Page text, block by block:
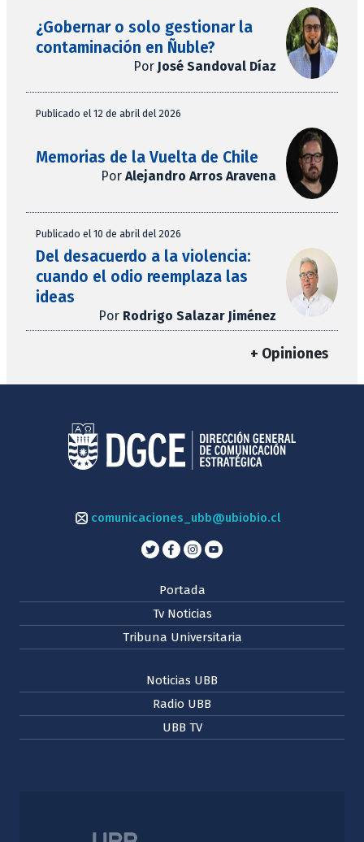
¿Gobernar o solo gestionar la
contaminación en Ñuble?
Por José Sandoval Díaz
Publicado el 12 de abril del 2026
Memorias de la Vuelta de Chile
Por Alejandro Arros Aravena
Publicado el 10 de abril del 2026
Del desacuerdo a la violencia:
cuando el odio reemplaza las
ideas
Por Rodrigo Salazar Jiménez
+ Opiniones
comunicaciones_ubb@ubiobio.cl
Portada
Tv Noticias
Tribuna Universitaria
Noticias UBB
Radio UBB
UBB TV